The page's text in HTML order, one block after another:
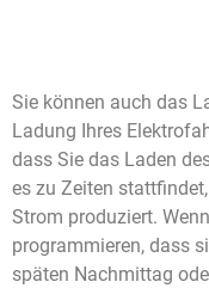
Sie können auch das
Ladung Ihres
dass Sie das Laden
es zu Zeiten
Strom produziert.
programmieren, dass
späten Nachmittag